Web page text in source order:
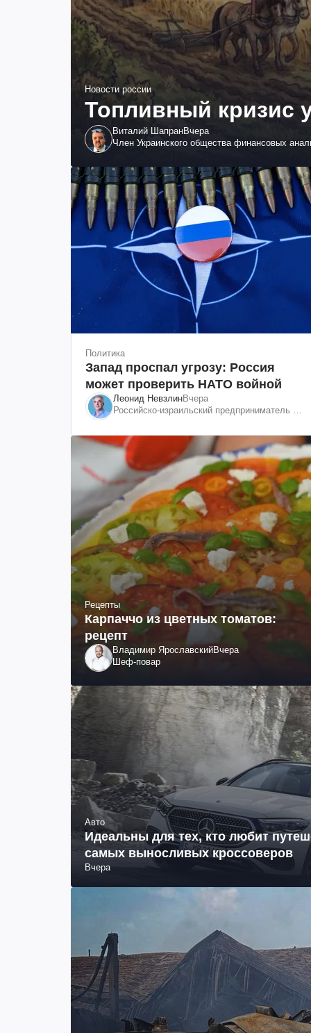
Новости россии
Топливный кризис
Виталий ШапранВчера
Член Украинского общества финансовых
Политика
Запад проспал угрозу: Россия
может проверить НАТО войной
Леонид НевзлинВчера
Российско-израильский предприниматель и
президент "ЮКОСа"
Рецепты
Карпаччо из цветных томатов:
рецепт
Владимир ЯрославскийВчера
Шеф-повар
Авто
Идеальны для тех, кто любит
самых выносливых кроссоверов
Вчера